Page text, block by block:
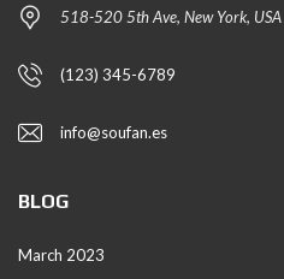
518-520 5th Ave, New York, USA
(123) 345-6789
info@soufan.es
BLOG
March 2023